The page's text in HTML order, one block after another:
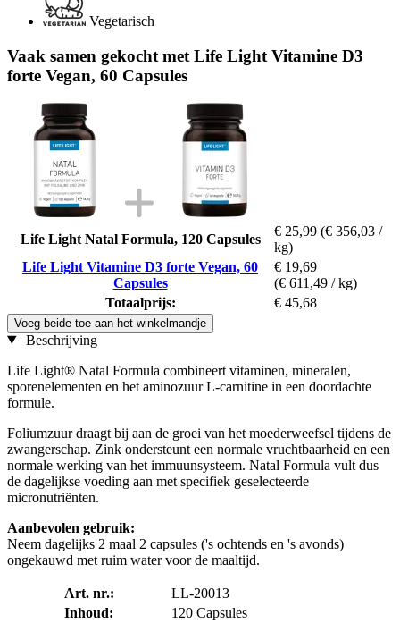
Vegetarisch
Vaak samen gekocht met Life Light Vitamine D3
forte Vegan, 60 Capsules
Life Light Natal Formula, 120 Capsules
€ 25,99 (€ 356,03 /
kg)
Life Light Vitamine D3 forte Vegan, 60
Capsules
€ 19,69
(€ 611,49 / kg)
Totaalprijs:
€ 45,68
Voeg beide toe aan het winkelmandje
Beschrijving
Life Light® Natal Formula combineert vitaminen, mineralen,
sporenelementen en het aminozuur L-carnitine in een doordachte
formule.
Foliumzuur draagt bij aan de groei van het moederweefsel tijdens de
zwangerschap. Zink ondersteunt een normale vruchtbaarheid en een
normale werking van het immuunsysteem. Natal Formula vult dus
de dagelijkse voeding aan met specifiek geselecteerde
micronutriënten.
Aanbevolen gebruik:
Neem dagelijks 2 maal 2 capsules ('s ochtends en 's avonds)
ongekauwd met ruim water voor de maaltijd.
Art. nr.:
LL-20013
Inhoud:
120 Capsules